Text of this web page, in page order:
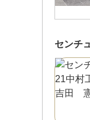
センチ